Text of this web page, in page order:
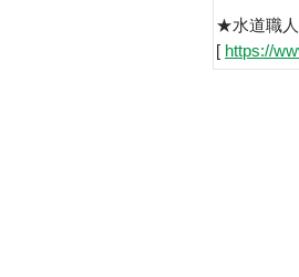
★水道職人
[ https://